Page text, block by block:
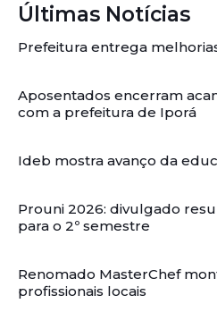
Últimas Notícias
Prefeitura entrega
Aposentados encerram
com a prefeitura de Iporá
Ideb mostra avanço da
Prouni 2026: divulgado
para o 2º semestre
Renomado MasterChef
profissionais locais